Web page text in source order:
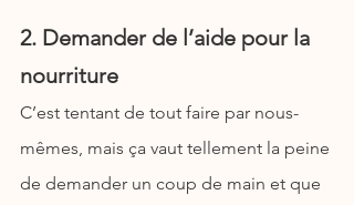
2. Demander de l’aide pour la
nourriture
C’est tentant de tout faire par nous-
mêmes, mais ça vaut tellement la peine
de demander un coup de main et que